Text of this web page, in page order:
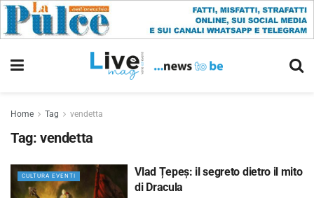
Home Tag vendetta
Tag: vendetta
CULTURA EVENTI
Vlad Țepeș: il segreto dietro il mito
di Dracula